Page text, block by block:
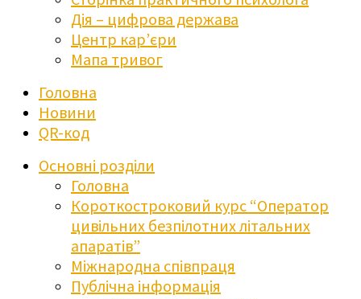
Дія – цифрова держава
Центр кар’єри
Мапа тривог
Головна
Новини
QR-код
Основні розділи
Головна
Короткостроковий курс “Оператор
цивільних безпілотних літальних
апаратів”
Міжнародна співпраця
Публічна інформація